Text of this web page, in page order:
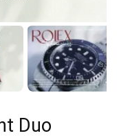
Duo